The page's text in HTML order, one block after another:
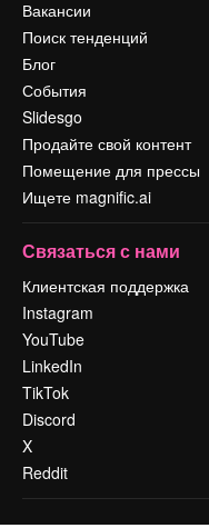
Вакансии
Поиск тенденций
Блог
События
Slidesgo
Продайте свой контент
Помещение для прессы
Ищете magnific.ai
Связаться с нами
Клиентская поддержка
Instagram
YouTube
LinkedIn
TikTok
Discord
X
Reddit